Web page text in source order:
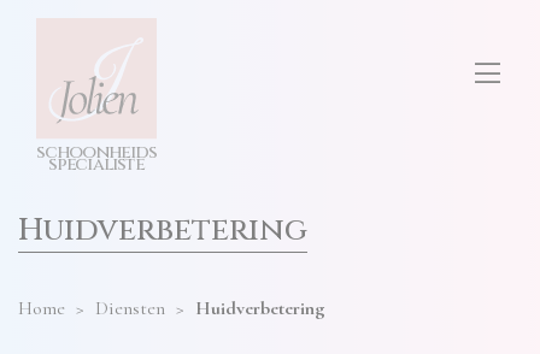
schoonheids
specialiste
invullen
Huidverbetering
Home > Diensten > Huidverbetering